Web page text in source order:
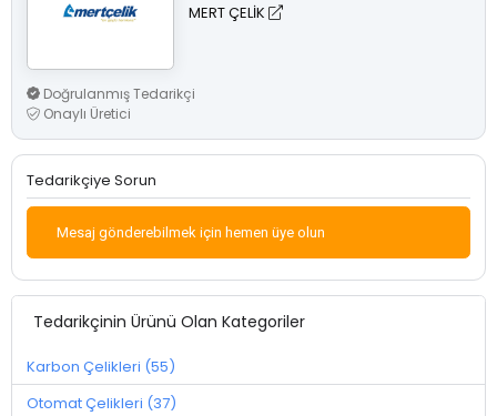
MERT ÇELİK
Doğrulanmış Tedarikçi
Onaylı Üretici
Tedarikçiye Sorun
Mesaj gönderebilmek için hemen üye olun
Tedarikçinin Ürünü Olan Kategoriler
Karbon Çelikleri (55)
Otomat Çelikleri (37)